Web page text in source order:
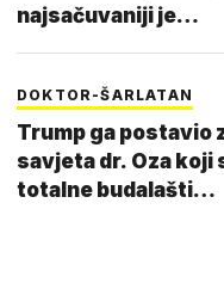
najsačuvaniji je…
DOKTOR-ŠARLATAN
Trump ga postavio
savjeta dr. Oza koji
totalne budalašti…